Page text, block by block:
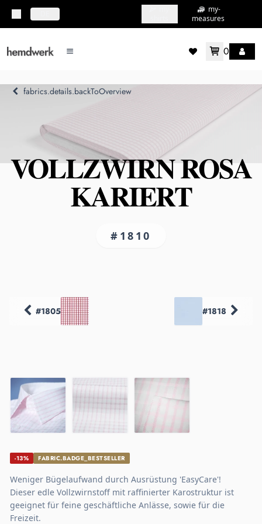
my-
measures
mainMenu.menu 0
fabrics.details.backToOverview
VOLLZWIRN ROSA
KARIERT
#1810
#1805 #1818
-13% FABRIC.BADGE_BESTSELLER
Weniger Bügelaufwand durch Ausrüstung 'EasyCare'!
Dieser edle Vollzwirnstoff mit raffinierter Karostruktur ist
geeignet für feine geschäftliche Anlässe, sowie für die
Freizeit.